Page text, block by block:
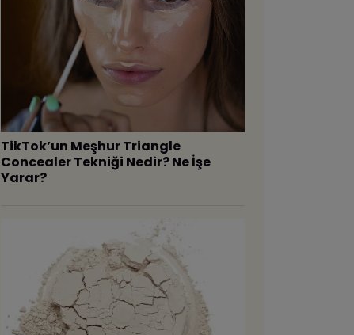
TikTok’un Meşhur Triangle
Concealer Tekniği Nedir? Ne İşe
Yarar?